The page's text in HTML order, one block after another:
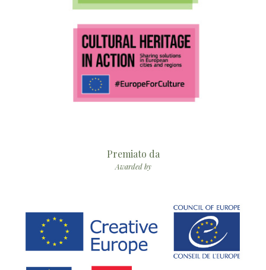
Premiato da
Awarded by